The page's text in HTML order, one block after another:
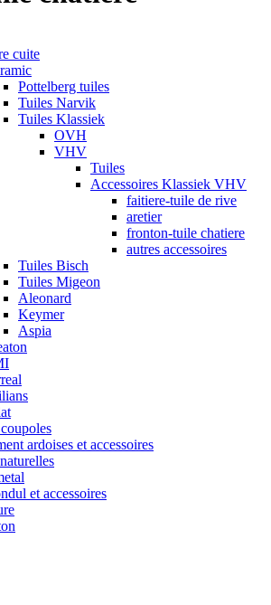
cuite
Pottelberg tuiles
Tuiles Narvik
Tuiles Klassiek
OVH
VHV
Tuiles
Accessoires Klassiek VHV
faitiere-tuile de rive
aretier
fronton-tuile chatiere
autres accessoires
Tuiles Bisch
Tuiles Migeon
Aleonard
Keymer
Aspia
ardoises et accessoires
et accessoires